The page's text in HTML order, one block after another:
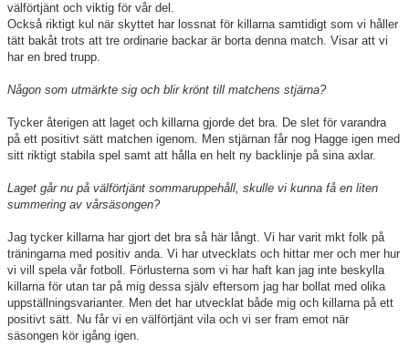
Bildgalleri
Sponsorer
Länkar
Grimsås IF styrdokument
välförtjänt och viktig för vår del.
Också riktigt kul när skyttet har lossnat för killarna samtidigt som vi håller
tätt bakåt trots att tre ordinarie backar är borta denna match. Visar att vi
har en bred trupp.
Någon som utmärkte sig och blir krönt till matchens stjärna?
Tycker återigen att laget och killarna gjorde det bra. De slet för varandra
på ett positivt sätt matchen igenom. Men stjärnan får nog Hagge igen med
sitt riktigt stabila spel samt att hålla en helt ny backlinje på sina axlar.
Laget går nu på välförtjänt sommaruppehåll, skulle vi kunna få en liten
summering av vårsäsongen?
Jag tycker killarna har gjort det bra så här långt. Vi har varit mkt folk på
träningarna med positiv anda. Vi har utvecklats och hittar mer och mer hur
vi vill spela vår fotboll. Förlusterna som vi har haft kan jag inte beskylla
killarna för utan tar på mig dessa själv eftersom jag har bollat med olika
uppställningsvarianter. Men det har utvecklat både mig och killarna på ett
positivt sätt. Nu får vi en välförtjänt vila och vi ser fram emot när
säsongen kör igång igen.